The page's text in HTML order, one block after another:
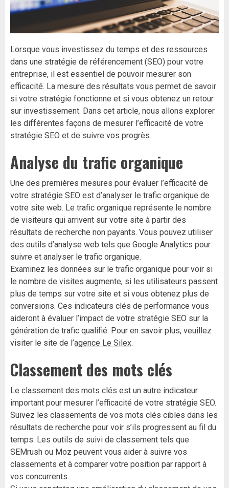
Lorsque vous investissez du temps et des ressources
dans une stratégie de référencement (SEO) pour votre
entreprise, il est essentiel de pouvoir mesurer son
efficacité. La mesure des résultats vous permet de savoir
si votre stratégie fonctionne et si vous obtenez un retour
sur investissement. Dans cet article, nous allons explorer
les différentes façons de mesurer l’efficacité de votre
stratégie SEO et de suivre vos progrès.
Analyse du trafic organique
Une des premières mesures pour évaluer l’efficacité de
votre stratégie SEO est d’analyser le trafic organique de
votre site web. Le trafic organique représente le nombre
de visiteurs qui arrivent sur votre site à partir des
résultats de recherche non payants. Vous pouvez utiliser
des outils d’analyse web tels que Google Analytics pour
suivre et analyser le trafic organique.
Examinez les données sur le trafic organique pour voir si
le nombre de visites augmente, si les utilisateurs passent
plus de temps sur votre site et si vous obtenez plus de
conversions. Ces indicateurs clés de performance vous
aideront à évaluer l’impact de votre stratégie SEO sur la
génération de trafic qualifié. Pour en savoir plus, veuillez
visiter le site de l’agence Le Silex.
Classement des mots clés
Le classement des mots clés est un autre indicateur
important pour mesurer l’efficacité de votre stratégie SEO.
Suivez les classements de vos mots clés cibles dans les
résultats de recherche pour voir s’ils progressent au fil du
temps. Les outils de suivi de classement tels que
SEMrush ou Moz peuvent vous aider à suivre vos
classements et à comparer votre position par rapport à
vos concurrents.